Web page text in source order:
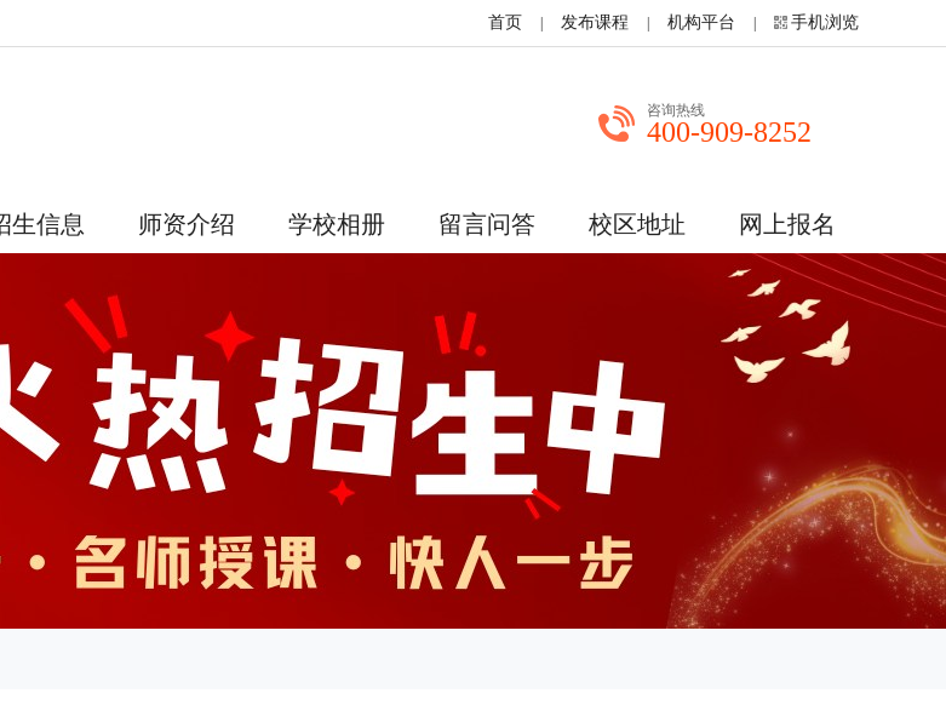
首页 发布课程 机构平台 手机浏览
咨询热线
400-909-8252
生信息 师资介绍 学校相册 留言问答 校区地址 网上报名